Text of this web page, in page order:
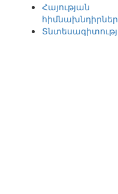
Հայության
հիմնախնդիրներ